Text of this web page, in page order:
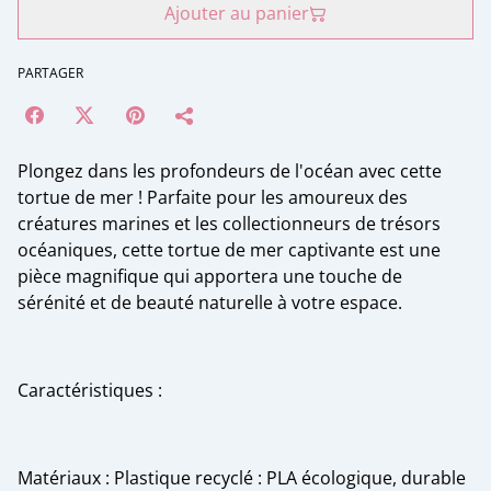
Ajouter au panier
PARTAGER
Plongez dans les profondeurs de l'océan avec cette
tortue de mer ! Parfaite pour les amoureux des
créatures marines et les collectionneurs de trésors
océaniques, cette tortue de mer captivante est une
pièce magnifique qui apportera une touche de
sérénité et de beauté naturelle à votre espace.
Caractéristiques :
Matériaux : Plastique recyclé : PLA écologique, durable